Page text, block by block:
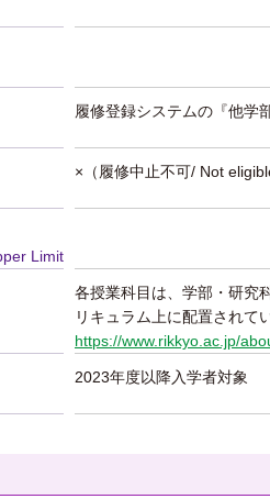
履修登録システムの『他学
×（履修中止不可/ Not
Limit
各授業科目は、学部・研究
リキュラム上に配置されて
https://www.rikkyo.ac.jp/
2023年度以降入学者対象